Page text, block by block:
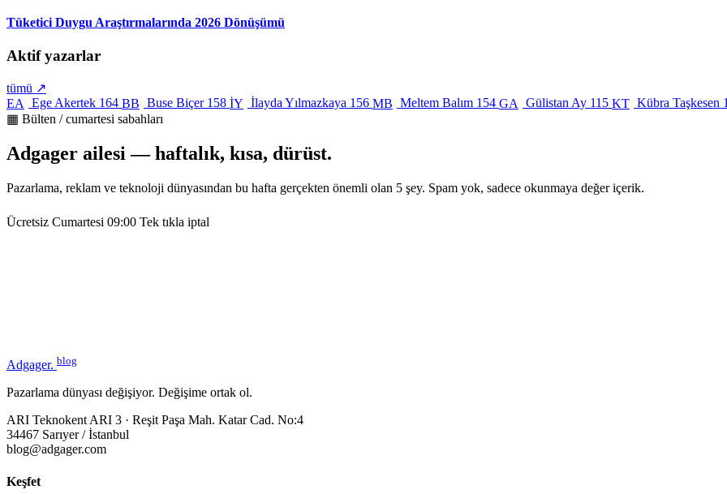
Tüketici Duygu Araştırmalarında 2026 Dönüşümü
Aktif yazarlar
tümü ↗
EA
Ege Akertek 164 BB Buse Biçer 158 İY İlayda Yılmazkaya 156 MB Meltem Balım 154 GA Gülistan Ay 115 KT Kübra Taşkesen
▦ Bülten / cumartesi sabahları
Adgager ailesi — haftalık, kısa, dürüst.
Pazarlama, reklam ve teknoloji dünyasından bu hafta gerçekten önemli olan 5 şey. Spam yok, sadece okunmaya değer içerik.
Ücretsiz Cumartesi 09:00 Tek tıkla iptal
Adgager. blog
Pazarlama dünyası değişiyor. Değişime ortak ol.
ARI Teknokent ARI 3 · Reşit Paşa Mah. Katar Cad. No:4
34467 Sarıyer / İstanbul
blog@adgager.com
Keşfet